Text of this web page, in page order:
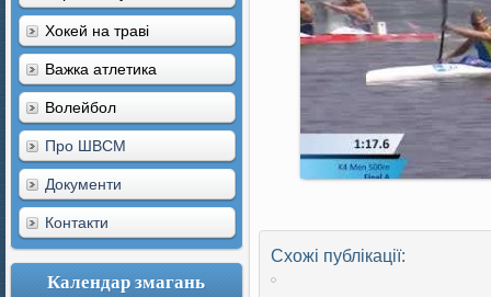
Хокей на траві
Важка атлетика
Волейбол
Про ШВСМ
Документи
Контакти
Календар змагань
Схожі публікації: